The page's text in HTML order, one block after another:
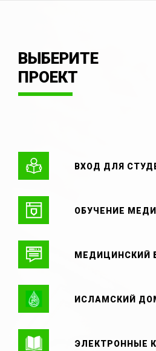
ВЫБЕРИТЕ
ПРОЕКТ
ВХОД ДЛЯ
ОБУЧЕНИЕ
МЕДИЦИНСКИЙ
ИСЛАМСКИЙ
ЭЛЕКТРОННЫЕ